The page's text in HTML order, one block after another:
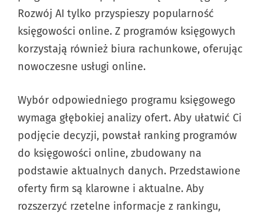
usługi dla firm. Niektóre pozycje w
rankingu są oznaczone jako „oferta
promowana” – są to miejsca wykupione
przez partnerów. Klikając w przyciski
z linków afiliacyjnych. Nie wpływa to na
koszt Twojego abonamentu, a nam
pozwala utrzymywać serwis i dostarczać
darmowe poradniki. Wybierając program,
zawsze kieruj się specyfiką swojej branży i
liczbą generowanych dokumentów. Opinie
na stronie pozostają niezależne, a sposób
Rozwój AI tylko przyspieszy popularność
księgowości online. Z programów księgowych
korzystają również biura rachunkowe, oferując
nowoczesne usługi online.
Wybór odpowiedniego programu księgowego
wymaga głębokiej analizy ofert. Aby ułatwić Ci
podjęcie decyzji, powstał ranking programów
do księgowości online, zbudowany na
podstawie aktualnych danych. Przedstawione
oferty firm są klarowne i aktualne. Aby
rozszerzyć rzetelne informacje z rankingu,